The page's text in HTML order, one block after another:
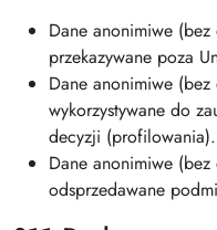
Dane anonimiwe
przekazywane poza
Dane anonimiwe
wykorzystywane do
decyzji (profilowania).
Dane anonimiwe
odsprzedawane